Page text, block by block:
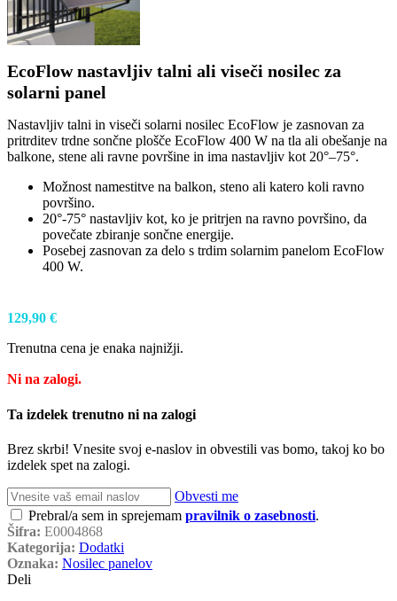
EcoFlow nastavljiv talni ali viseči nosilec za
solarni panel
Nastavljiv talni in viseči solarni nosilec EcoFlow je zasnovan za
pritrditev trdne sončne plošče EcoFlow 400 W na tla ali obešanje na
balkone, stene ali ravne površine in ima nastavljiv kot 20°–75°.
Možnost namestitve na balkon, steno ali katero koli ravno
površino.
20°-75° nastavljiv kot, ko je pritrjen na ravno površino, da
povečate zbiranje sončne energije.
Posebej zasnovan za delo s trdim solarnim panelom EcoFlow
400 W.
129,90 €
Trenutna cena je enaka najnižji.
Ni na zalogi.
Ta izdelek trenutno ni na zalogi
Brez skrbi! Vnesite svoj e-naslov in obvestili vas bomo, takoj ko bo
izdelek spet na zalogi.
Obvesti me
Prebral/a sem in sprejemam pravilnik o zasebnosti.
Šifra: E0004868
Kategorija: Dodatki
Oznaka: Nosilec panelov
Deli